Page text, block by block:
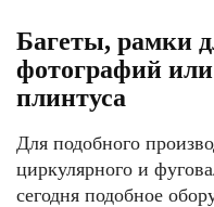
Багеты, рамки
фотографий
плинтуса
Для подобного
циркулярного и
сегодня подобное